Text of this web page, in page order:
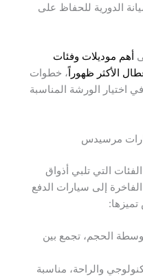
الدورية للحفاظ على
أهم موديلات وفئات
الأكثر ظهوراً ، خطوات
اختيار الورشة المناسبة
مرسيدس
التي تلبي أذواق
إلى سيارات الدفع
الحجم، تجمع بين
والراحة، مناسبة